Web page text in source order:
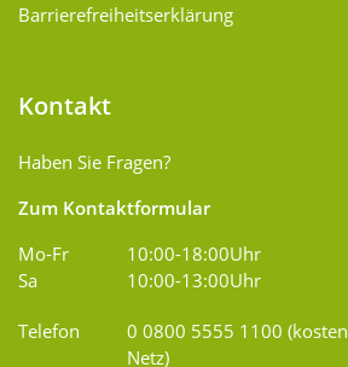
Barrierefreiheitserklärung
Kontakt
Haben Sie Fragen?
Zum Kontaktformular
Mo-Fr
10:00-18:00Uhr
Sa
10:00-13:00Uhr
Telefon
0 0800 5555 1100
Netz)